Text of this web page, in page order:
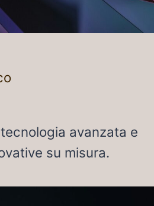
avanzata e
su misura.